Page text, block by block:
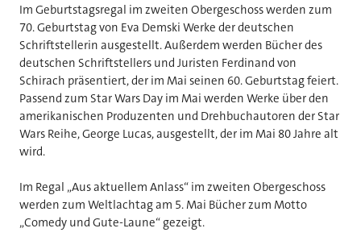
Im Geburtstagsregal im zweiten Obergeschoss werden zum
70. Geburtstag von Eva Demski Werke der deutschen
Schriftstellerin ausgestellt. Außerdem werden Bücher des
deutschen Schriftstellers und Juristen Ferdinand von
Schirach präsentiert, der im Mai seinen 60. Geburtstag feiert.
Passend zum Star Wars Day im Mai werden Werke über den
amerikanischen Produzenten und Drehbuchautoren der Star
Wars Reihe, George Lucas, ausgestellt, der im Mai 80 Jahre alt
wird.
Im Regal „Aus aktuellem Anlass“ im zweiten Obergeschoss
werden zum Weltlachtag am 5. Mai Bücher zum Motto
„Comedy und Gute-Laune“ gezeigt.